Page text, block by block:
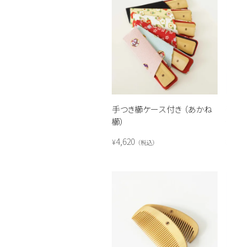
手つき櫛ケース付き （あかね
櫛）
¥4,620 税込